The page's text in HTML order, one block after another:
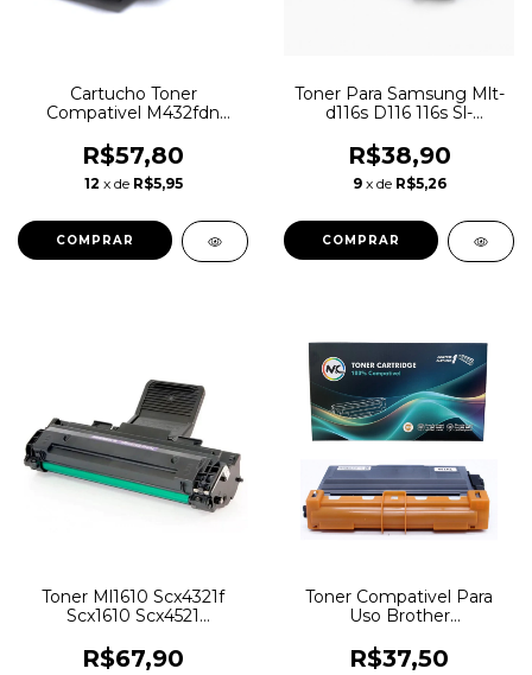
Cartucho Toner
Compativel M432fdn
W1330xc 15K
R$57,80
12 x de R$5,95
Toner Para Samsung Mlt-
d116s D116 116s Sl-
R$38,90
9 x de R$5,26
Toner Ml1610 Scx4321f
Scx1610 Scx4521
Novo
R$67,90
Toner Compativel Para
Uso Brother
Tn3382 Tn750 Tn720
R$37,50